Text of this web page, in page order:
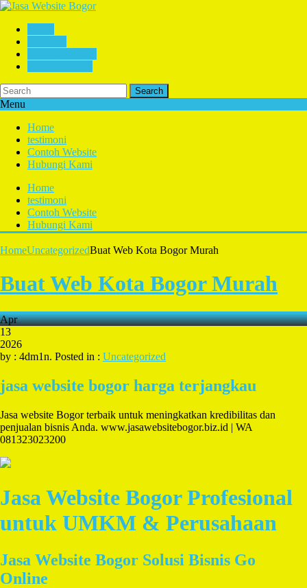
Search
Menu
Home
testimoni
Contoh Website
Hubungi Kami
Home
testimoni
Contoh Website
Hubungi Kami
HomeUncategorizedBuat Web Kota Bogor Murah
Buat Web Kota Bogor Murah
Apr
13
2026
by : 4dm1n. Posted in : Uncategorized
jasa website bogor harga terjangkau
Jasa website Bogor terbaik untuk meningkatkan kredibilitas dan
penjualan bisnis Anda. www.jasawebsitebogor.biz.id | WA
081323023200
Jasa Website Bogor Profesional
untuk UMKM & Perusahaan
Jasa Website Bogor Solusi Bisnis Go
Online